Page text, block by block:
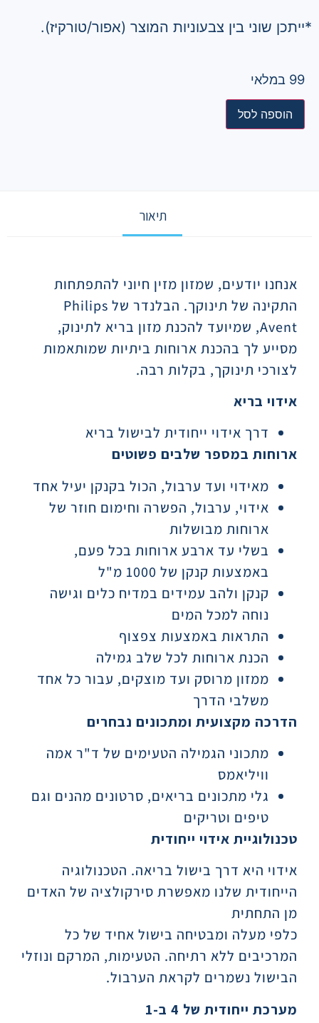
*ייתכן שוני בין צבעוניות המוצר (אפור/טורקיז).
99 במלאי
הוספה לסל
תיאור
אנחנו יודעים, שמזון מזין חיוני להתפתחות
התקינה של תינוקך. הבלנדר של Philips
Avent, שמיועד להכנת מזון בריא לתינוק,
מסייע לך בהכנת ארוחות ביתיות שמותאמות
לצורכי תינוקך, בקלות רבה.
אידוי בריא
דרך אידוי ייחודית לבישול בריא
ארוחות במספר שלבים פשוטים
מאידוי ועד ערבול, הכול בקנקן יעיל אחד
אידוי, ערבול, הפשרה וחימום חוזר של
ארוחות מבושלות
בשלי עד ארבע ארוחות בכל פעם,
באמצעות קנקן של 1000 מ"ל
קנקן ולהב עמידים במדיח כלים וגישה
נוחה למכל המים
התראות באמצעות צפצוף
הכנת ארוחות לכל שלב גמילה
ממזון מרוסק ועד מוצקים, עבור כל אחד
משלבי הדרך
הדרכה מקצועית ומתכונים נבחרים
מתכוני הגמילה הטעימים של ד"ר אמה
וויליאמס
גלי מתכונים בריאים, סרטונים מהנים וגם
טיפים וטריקים
טכנולוגיית אידוי ייחודית
אידוי היא דרך בישול בריאה. הטכנולוגיה
הייחודית שלנו מאפשרת סירקולציה של האדים
מן התחתית
כלפי מעלה ומבטיחה בישול אחיד של כל
המרכיבים ללא רתיחה. הטעימות, המרקם ונוזלי
הבישול נשמרים לקראת הערבול.
מערכת ייחודית של 4 ב-1